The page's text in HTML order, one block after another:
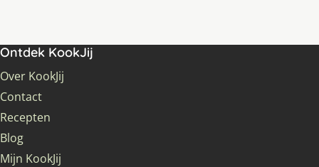
Ontdek KookJij
Over KookJij
Contact
Recepten
Blog
Mijn KookJij